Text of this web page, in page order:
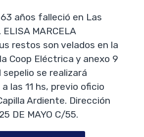
años falleció en Las
MARCELA
restos son velados en la
Coop Eléctrica y anexo 9
sepelio se realizará
las 11 hs, previo oficio
Ardiente. Dirección
DE MAYO C/55.